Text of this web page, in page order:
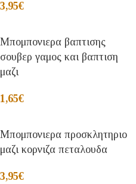
3,95€
Μπομπονιερα βαπτισης
σουβερ γαμος και βαπτιση
μαζι
1,65€
Μπομπονιερα προσκλητηριο
μαζι κορνιζα πεταλουδα
3,95€